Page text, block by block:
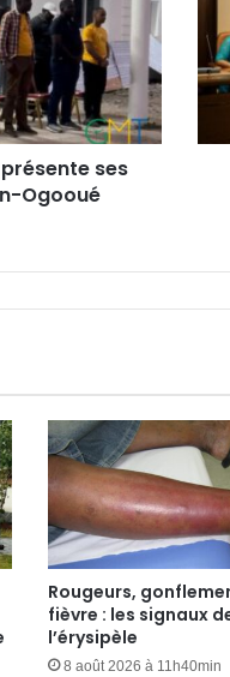
présente ses
Ogooué
à
Rougeurs,
fièvre : les signaux
l’érysipèle
8 août 2026 à 11h40min